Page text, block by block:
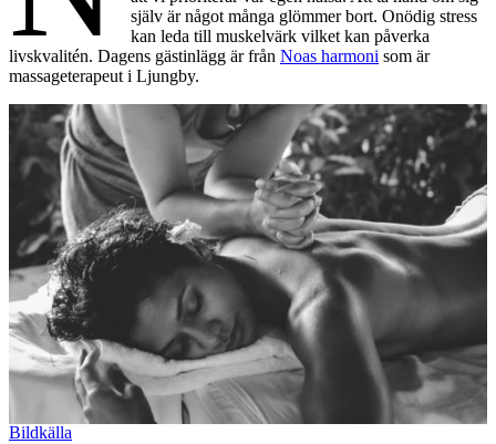
själv är något många glömmer bort. Onödig stress
kan leda till muskelvärk vilket kan påverka
livskvalitén. Dagens gästinlägg är från Noas harmoni som är
massageterapeut i Ljungby.
Bildkälla